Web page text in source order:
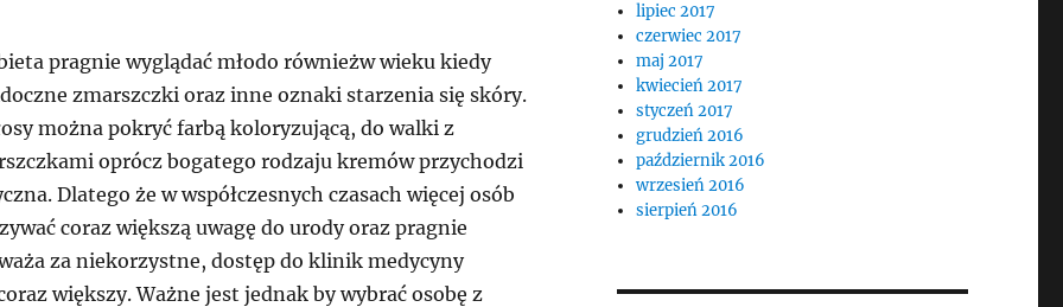
pragnie wyglądać młodo równieżw wieku kiedy
zmarszczki oraz inne oznaki starzenia się skóry.
można pokryć farbą koloryzującą, do walki z
oprócz bogatego rodzaju kremów przychodzi
Dlatego że w współczesnych czasach więcej osób
coraz większą uwagę do urody oraz pragnie
za niekorzystne, dostęp do klinik medycyny
większy. Ważne jest jednak by wybrać osobę z
lipiec 2017
czerwiec 2017
maj 2017
kwiecień 2017
styczeń 2017
grudzień 2016
październik 2016
wrzesień 2016
sierpień 2016